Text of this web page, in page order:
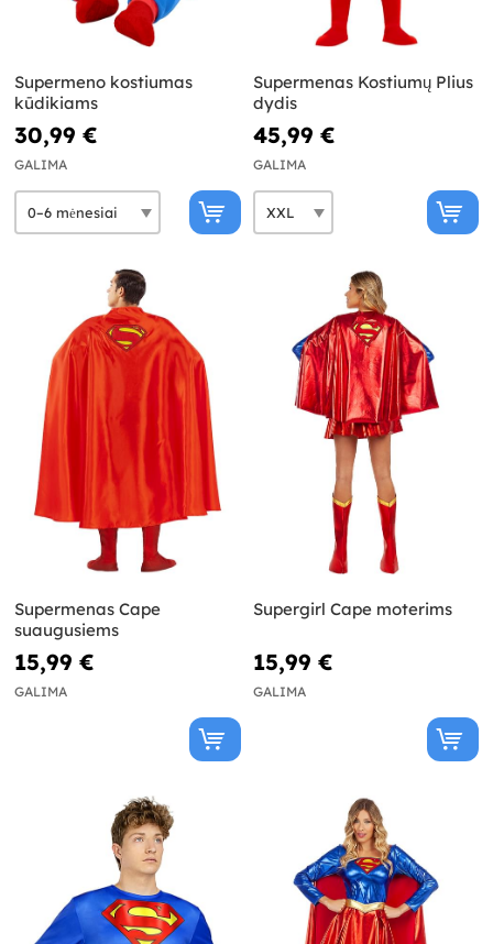
Supermeno kostiumas
kūdikiams
30,99 €
GALIMA
Supermenas Kostiumų Plius
dydis
45,99 €
GALIMA
Supermenas Cape
suaugusiems
15,99 €
GALIMA
Supergirl Cape moterims
15,99 €
GALIMA